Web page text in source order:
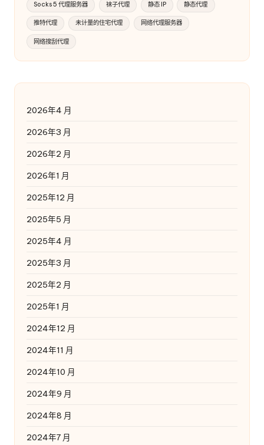
Socks 5 代理服务器 袜子代理 静态 IP 静态代理
推特代理 未计量的住宅代理 网络代理服务器
网络搜刮代理
2026年4 月
2026年3 月
2026年2 月
2026年1 月
2025年12 月
2025年5 月
2025年4 月
2025年3 月
2025年2 月
2025年1 月
2024年12 月
2024年11 月
2024年10 月
2024年9 月
2024年8 月
2024年7 月